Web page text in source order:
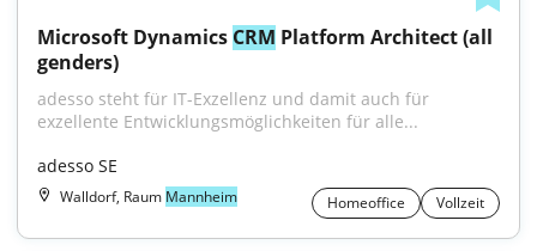
Microsoft Dynamics CRM Platform Architect (all
genders)
adesso steht für IT-Exzellenz und damit auch für
exzellente Entwicklungsmöglichkeiten für alle...
adesso SE
Walldorf, Raum Mannheim Homeoffice Vollzeit